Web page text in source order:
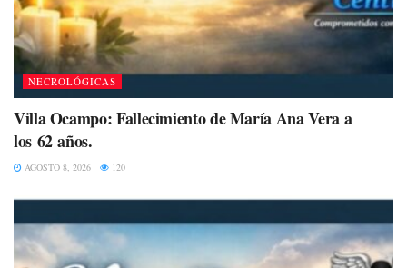
NECROLÓGICAS
Villa Ocampo: Fallecimiento de María Ana Vera a
los 62 años.
AGOSTO 8, 2026 120